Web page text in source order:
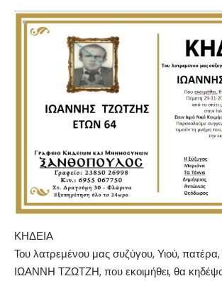
ΚΗΔΕΙΑ
Του λατρεμένου μας συζύγου, Υιού,
ΙΩΑΝΝΗ ΤΖΩΤΖΗ, που εκοιμήθει, θα